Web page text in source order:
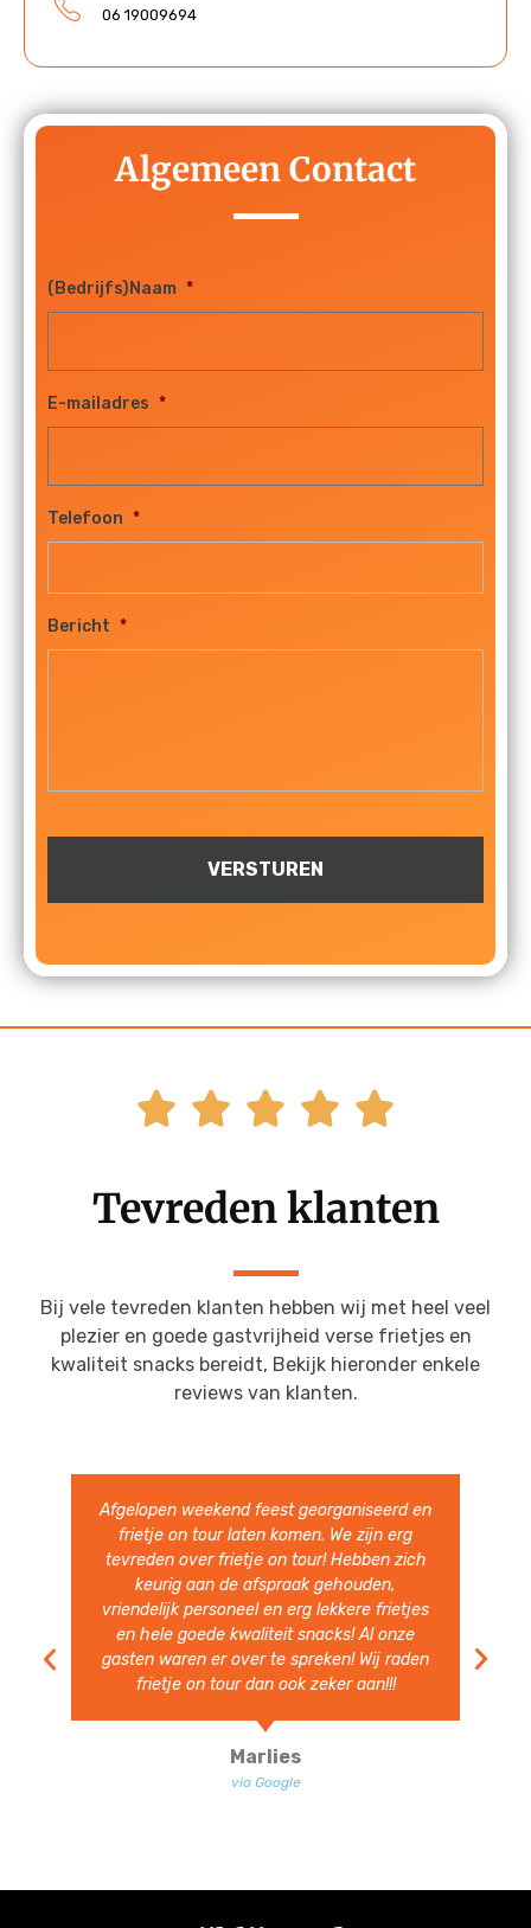
06 19009694
Algemeen Contact
(Bedrijfs)Naam *
E-mailadres *
Telefoon *
Bericht *
    
Tevreden klanten
Bij vele tevreden klanten hebben wij met heel veel
plezier en goede gastvrijheid verse frietjes en
kwaliteit snacks bereidt, Bekijk hieronder enkele
reviews van klanten.
Heerlijke Friet en snacks. Hele vriendelijke
en vlotte bediening. Ruim van te voren
aanwezig. Volgend jaar nodigen we ze zeer
zeker weer uit.
Ben Heesakkers
via Google